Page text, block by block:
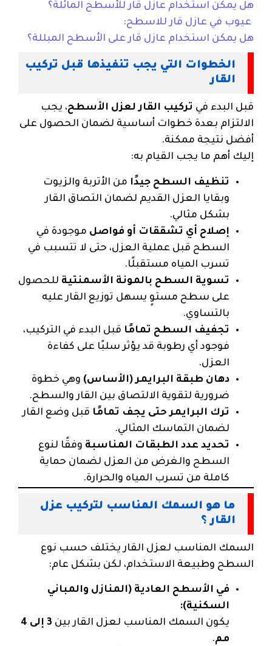
هل يمكن استخدام عازل قار للأسطح المائلة؟
عيوب في عازل قار للاسطح:
هل يمكن استخدام عازل قار على الأسطح المبللة؟
الخطوات التي يجب تنفيذها قبل تركيب
القار
قبل البدء في تركيب القار لعزل الأسطح، يجب
الالتزام بعدة خطوات أساسية لضمان الحصول على
أفضل نتيجة ممكنة.
إليك أهم ما يجب القيام به:
تنظيف السطح جيدًا من الأتربة والزيوت
وبقايا العزل القديم لضمان التصاق القار
بشكل مثالي.
إصلاح أي تشققات أو فواصل موجودة في
السطح قبل عملية العزل، حتى لا تتسبب في
تسرب المياه مستقبلًا.
تسوية السطح بالمونة الأسمنتية للحصول
على سطح مستوٍ يسهل توزيع القار عليه
بالتساوي.
تجفيف السطح تمامًا قبل البدء في التركيب،
فوجود أي رطوبة قد يؤثر سلبًا على كفاءة
العزل.
دهان طبقة البرايمر (الأساس) وهي خطوة
ضرورية لتقوية الالتصاق بين القار والسطح.
ترك البرايمر حتى يجف تمامًا قبل وضع القار
لضمان التماسك المثالي.
تحديد عدد الطبقات المناسبة وفقًا لنوع
السطح والغرض من العزل لضمان حماية
كاملة من تسرب المياه والحرارة.
ما هو السمك المناسب لتركيب عزل
القار ؟
السمك المناسب لعزل القار يختلف حسب نوع
السطح وطبيعة الاستخدام، لكن بشكل عام:
في الأسطح العادية (المنازل والمباني
السكنية):
يكون السمك المناسب لعزل القار بين
3 إلى 4
مم.